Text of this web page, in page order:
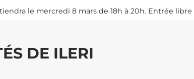
le mercredi 8 mars de 18h à 20h. Entrée
DE ILERI